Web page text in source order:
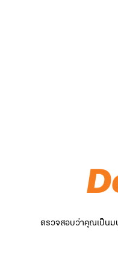
ตรวจสอบว่าคุณเป็นม